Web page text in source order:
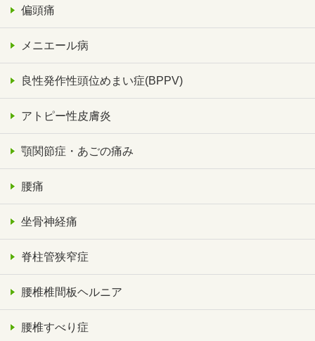
偏頭痛
メニエール病
良性発作性頭位めまい症(BPPV)
アトピー性皮膚炎
顎関節症・あごの痛み
腰痛
坐骨神経痛
脊柱管狭窄症
腰椎椎間板ヘルニア
腰椎すべり症